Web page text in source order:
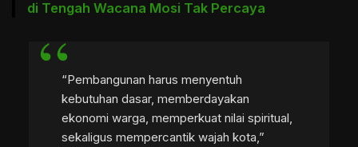
di Tengah Wacana Mosi Tak Percaya
“Pembangunan harus menyentuh
kebutuhan dasar, memberdayakan
ekonomi warga, memperkuat nilai spiritual,
sekaligus mempercantik wajah kota,”